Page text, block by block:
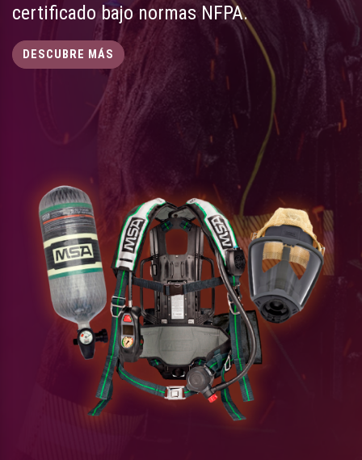
certificado bajo normas NFPA.
DESCUBRE MÁS